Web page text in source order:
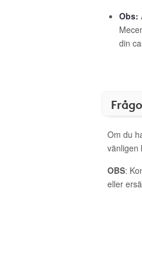
Obs:
din
Om du
vänligen
OBS:
eller